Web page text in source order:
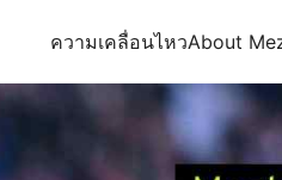
ความเคลื่อนไหวAbout